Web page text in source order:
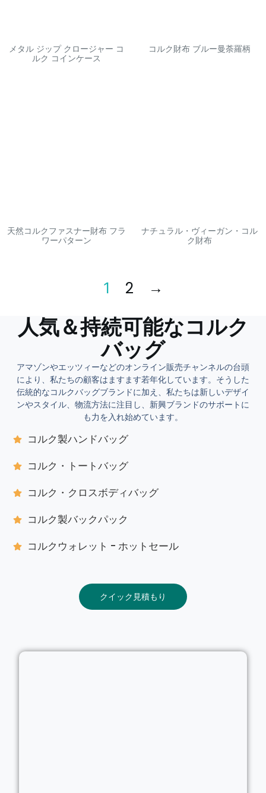
メタル ジップ クロージャー コ
ルク コインケース
コルク財布 ブルー曼荼羅柄
天然コルクファスナー財布 フラ
ワーパターン
ナチュラル・ヴィーガン・コル
ク財布
1 2 →
人気＆持続可能なコルク
バッグ
アマゾンやエッツィーなどのオンライン販売チャンネルの台頭
により、私たちの顧客はますます若年化しています。そうした
伝統的なコルクバッグブランドに加え、私たちは新しいデザイ
ンやスタイル、物流方法に注目し、新興ブランドのサポートに
も力を入れ始めています。
コルク製ハンドバッグ
コルク・トートバッグ
コルク・クロスボディバッグ
コルク製バックパック
コルクウォレット - ホットセール
クイック見積もり